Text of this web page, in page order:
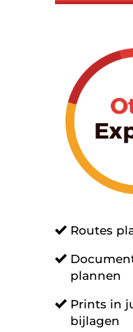
Routes
plannen
Prints in
bijlagen